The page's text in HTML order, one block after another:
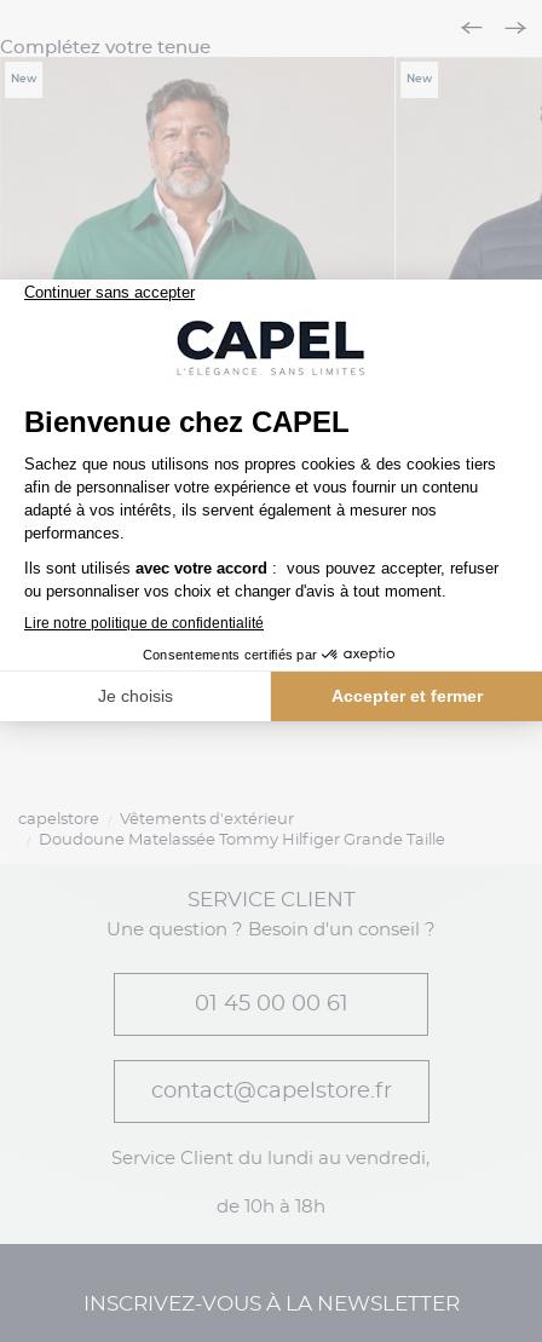
Complétez votre tenue
New
ralph lauren
New
capelstore
Vêtements d'extérieur
Doudoune Matelassée Tommy Hilfiger Grande Taille
SERVICE CLIENT
Une question ? Besoin d'un conseil ?
01 45 00 00 61
contact@capelstore.fr
Service Client du lundi au vendredi,
de 10h à 18h
INSCRIVEZ-VOUS À LA NEWSLETTER